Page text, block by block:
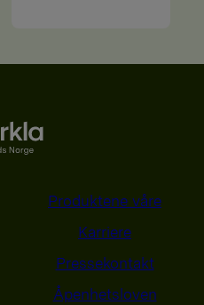
Produktene våre
Karriere
Pressekontakt
Åpenhetsloven